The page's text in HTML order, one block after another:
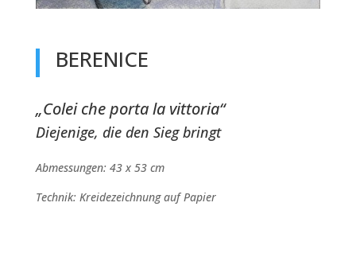
BERENICE
„Colei che porta la vittoria“
Diejenige, die den Sieg bringt
Abmessungen: 43 x 53 cm
Technik: Kreidezeichnung auf Papier